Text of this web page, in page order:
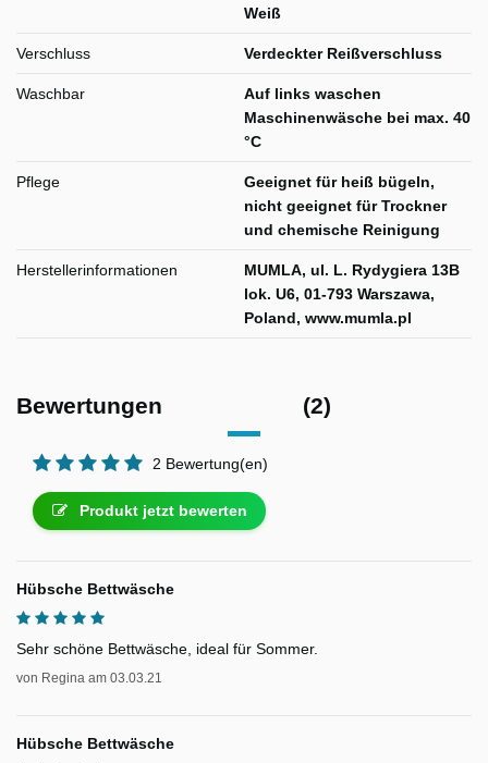
Weiß
Verschluss Verdeckter Reißverschluss
Waschbar
Auf links waschen
Maschinenwäsche bei max. 40
°C
Pflege
Geeignet für heiß bügeln,
nicht geeignet für Trockner
und chemische Reinigung
Herstellerinformationen
MUMLA, ul. L. Rydygiera 13B
lok. U6, 01-793 Warszawa,
Poland, www.mumla.pl
Bewertungen (2)
2 Bewertung(en)
Produkt jetzt bewerten
Hübsche Bettwäsche
Sehr schöne Bettwäsche, ideal für Sommer.
von Regina am 03.03.21
Hübsche Bettwäsche